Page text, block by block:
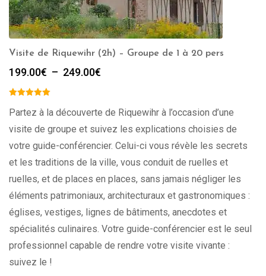
Visite de Riquewihr (2h) – Groupe de 1 à 20 pers
199.00€ – 249.00€
199.00€
à
249.00€
Partez à la découverte de Riquewihr à l’occasion d’une
visite de groupe et suivez les explications choisies de
votre guide-conférencier. Celui-ci vous révèle les secrets
et les traditions de la ville, vous conduit de ruelles et
ruelles, et de places en places, sans jamais négliger les
éléments patrimoniaux, architecturaux et gastronomiques :
églises, vestiges, lignes de bâtiments, anecdotes et
spécialités culinaires. Votre guide-conférencier est le seul
professionnel capable de rendre votre visite vivante :
suivez le !